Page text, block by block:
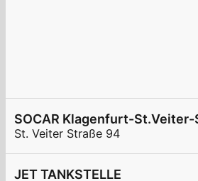
St. Veiter Straße 94
JET TANKSTELLE